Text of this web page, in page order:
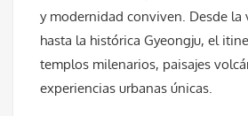
y modernidad conviven. Desde la
hasta la histórica Gyeongju, el
templos milenarios, paisajes
experiencias urbanas únicas.